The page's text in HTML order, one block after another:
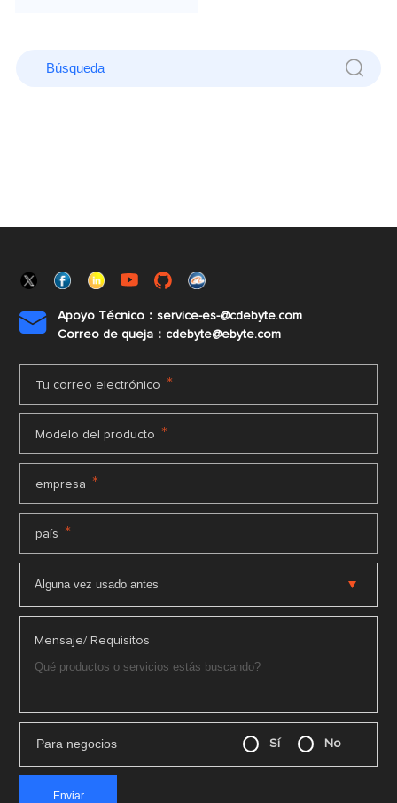

Apoyo Técnico：service-es-@cdebyte.com
Correo de queja：cdebyte@ebyte.com
Tu correo electrónico *
Modelo del producto *
empresa *
país *
Mensaje/ Requisitos
Para negocios Sí No